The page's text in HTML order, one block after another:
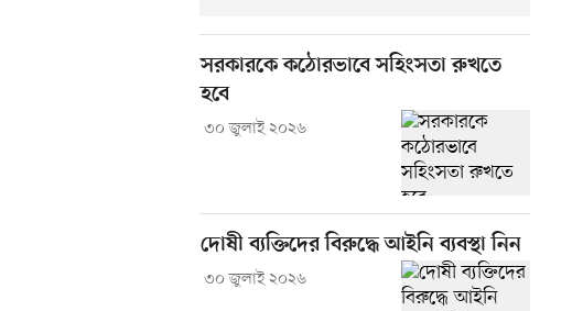
সরকারকে কঠোরভাবে সহিংসতা রুখতে
হবে
৩০ জুলাই ২০২৬
দোষী ব্যক্তিদের বিরুদ্ধে আইনি ব্যবস্থা নিন
৩০ জুলাই ২০২৬